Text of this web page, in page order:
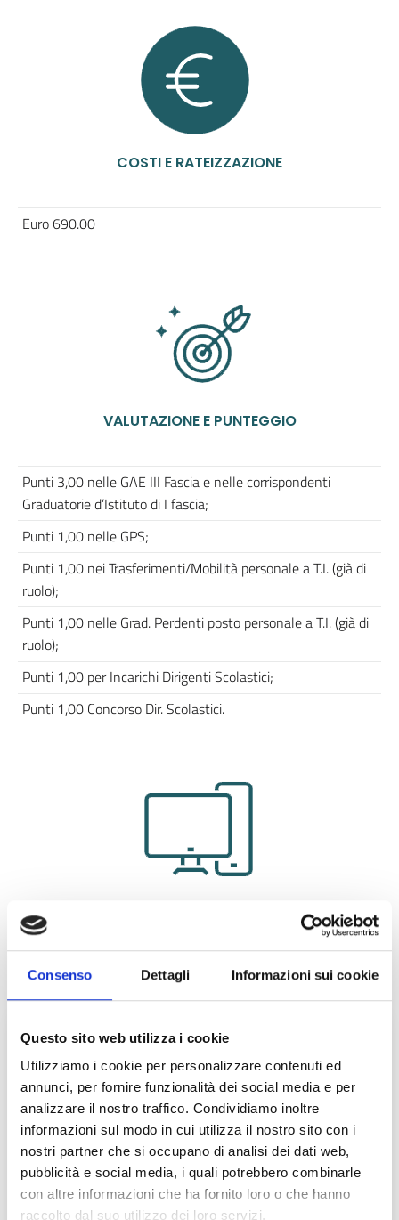
Consenso Dettagli Informazioni sui cookie
Questo sito web utilizza i cookie
Utilizziamo i cookie per personalizzare contenuti ed
annunci, per fornire funzionalità dei social media e per
analizzare il nostro traffico. Condividiamo inoltre
informazioni sul modo in cui utilizza il nostro sito con i
nostri partner che si occupano di analisi dei dati web,
pubblicità e social media, i quali potrebbero combinarle
con altre informazioni che ha fornito loro o che hanno
raccolto dal suo utilizzo dei loro servizi.
COSTI E RATEIZZAZIONE
Euro 690.00
VALUTAZIONE E PUNTEGGIO
Punti 3,00 nelle GAE III Fascia e nelle corrispondenti
Graduatorie d’Istituto di I fascia;
Punti 1,00 nelle GPS;
Punti 1,00 nei Trasferimenti/Mobilità personale a T.I. (già di
ruolo);
Punti 1,00 nelle Grad. Perdenti posto personale a T.I. (già di
ruolo);
Punti 1,00 per Incarichi Dirigenti Scolastici;
Punti 1,00 Concorso Dir. Scolastici.
Scadenza Iscrizione:19/08/2026
SEDE ESAMI
Esami in 100 città:
Agrigento, Alessandria, Ancona, Andria, Aosta, Arezzo,
Avellino, Bari, Belluno, Benevento, Bergamo, Bologna,
Bolzano, Brescia, Brindisi, Cagliari, Caltanissetta,
Campobasso, Canicattì, Capo d’Orlando/Milazzo (ME),